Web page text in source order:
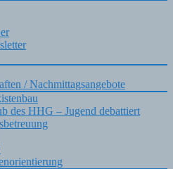
/ Nachmittagsangebote
des HHG – Jugend debattiert